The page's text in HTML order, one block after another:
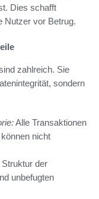
Dies schafft
Nutzer vor Betrug.
zahlreich. Sie
sondern
Alle Transaktionen
nicht
der
unbefugten